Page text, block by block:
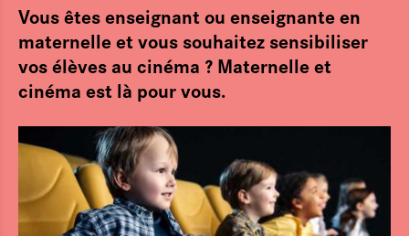
Vous êtes enseignant ou enseignante en
maternelle et vous souhaitez sensibiliser
vos élèves au cinéma ? Maternelle et
cinéma est là pour vous.